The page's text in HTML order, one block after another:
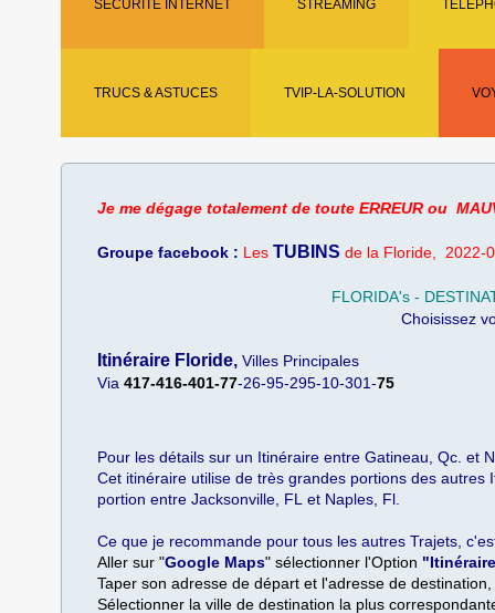
SÉCURITÉ INTERNET STREAMING
TRUCS & ASTUCES TVIP-LA-SOLUTION
Groupe facebook : Les TUBINS de la Floride, 2022-
Pour les détails sur un Itinéraire entre Gatineau, Qc. et
Cet itinéraire utilise de très grandes portions des
portion entre Jacksonville, FL et Naples, Fl.
Ce que je recommande pour tous les autres Trajets,
Aller sur "Google Maps" sélectionner l'Option
​Taper son adresse de départ et l'adresse de
Sélectionner la ville de destination la plus
Je me dégage totalement de toute ERREUR ou
Itinéraire Floride, Villes Principales
​​Via 417-416-401-77-26-95-295-10-301-75
FLORIDA's -
​Choisissez